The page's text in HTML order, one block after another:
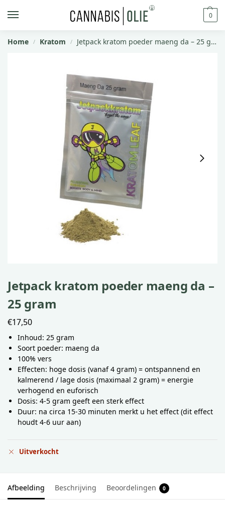
0
Home / Kratom / Jetpack kratom poeder maeng da – 25 gram
Jetpack kratom poeder maeng da –
25 gram
€17,50
Inhoud: 25 gram
Soort poeder: maeng da
100% vers
Effecten: hoge dosis (vanaf 4 gram) = ontspannend en
kalmerend / lage dosis (maximaal 2 gram) = energie
verhogend en euforisch
Dosis: 4-5 gram geeft een sterk effect
Duur: na circa 15-30 minuten merkt u het effect (dit effect
houdt 4-6 uur aan)
Uitverkocht
Afbeelding Beschrijving Beoordelingen 0